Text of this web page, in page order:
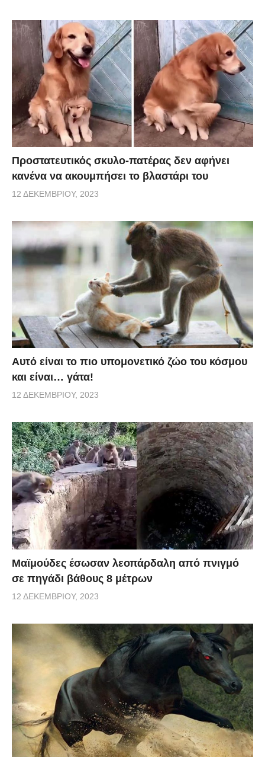
Προστατευτικός σκυλο-πατέρας δεν αφήνει
κανένα να ακουμπήσει το βλαστάρι του
12 ΔΕΚΕΜΒΡΊΟΥ, 2023
Αυτό είναι το πιο υπομονετικό ζώο του κόσμου
και είναι… γάτα!
12 ΔΕΚΕΜΒΡΊΟΥ, 2023
Μαϊμούδες έσωσαν λεοπάρδαλη από πνιγμό
σε πηγάδι βάθους 8 μέτρων
12 ΔΕΚΕΜΒΡΊΟΥ, 2023